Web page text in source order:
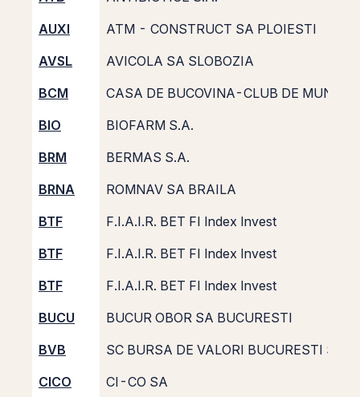
AUXI
ATM - CONSTRUCT SA PLOIESTI
AVSL
AVICOLA SA SLOBOZIA
BCM
CASA DE BUCOVINA-CLUB DE MUNTE
BIO
BIOFARM S.A.
BRM
BERMAS S.A.
BRNA
ROMNAV SA BRAILA
BTF
F.I.A.I.R. BET FI Index Invest
BTF
F.I.A.I.R. BET FI Index Invest
BTF
F.I.A.I.R. BET FI Index Invest
BUCU
BUCUR OBOR SA BUCURESTI
BVB
SC BURSA DE VALORI BUCURESTI SA
CICO
CI-CO SA